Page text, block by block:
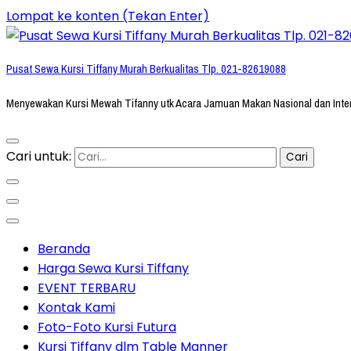
Lompat ke konten (Tekan Enter)
Pusat Sewa Kursi Tiffany Murah Berkualitas Tlp. 021-82619088
Menyewakan Kursi Mewah Tifanny utk Acara Jamuan Makan Nasional dan
Cari untuk:
Beranda
Harga Sewa Kursi Tiffany
EVENT TERBARU
Kontak Kami
Foto-Foto Kursi Futura
Kursi Tiffany dlm Table Manner